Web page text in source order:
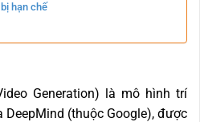
hạn chế
Generation) là mô hình trí
(thuộc Google), được